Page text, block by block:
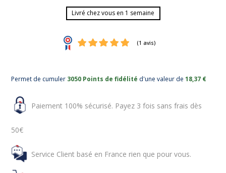
Livré chez vous en 1 semaine
Permet de cumuler 3050 Points de fidélité d'une valeur de18,37 €
Paiement 100% sécurisé. Payez 3 fois sans frais dès
50€
Service Client basé en France rien que pour vous.